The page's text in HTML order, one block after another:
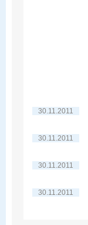
30.11.2011
30.11.2011
30.11.2011
30.11.2011